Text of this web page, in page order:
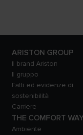
ARISTON GROUP
Il brand Ariston
Il gruppo
Fatti ed evidenze di
sostenibilità
Carriere
THE COMFORT
Ambiente